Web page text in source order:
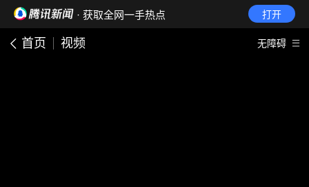
· 获取全网一手热点 打开
首页 视频 无障碍